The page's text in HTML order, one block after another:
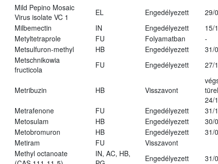
Mild Pepino Mosaic
Virus isolate VC 1
EL Engedélyezett
29/
Milbemectin
IN Engedélyezett
15/
Metyltetraprole
FU Folyamatban
-
Metsulfuron-methyl
HB Engedélyezett
31/
Metschnikowia
fructicola
FU Engedélyezett 27/
Metribuzin HB Visszavont
24/
Metrafenone
FU Engedélyezett
31/
Metosulam
HB Engedélyezett
30/
Metobromuron
HB Engedélyezett
31/
Metiram
FU
Visszavont
Methyl octanoate
IN, AC, HB,
Engedélyezett 31/